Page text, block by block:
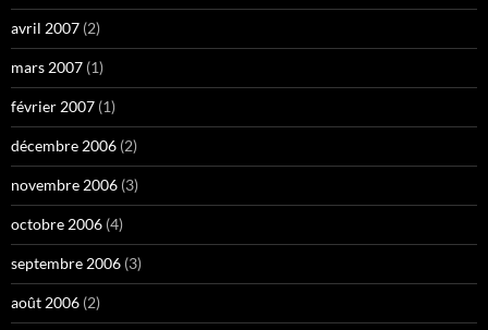
avril 2007 (2)
mars 2007 (1)
février 2007 (1)
décembre 2006 (2)
novembre 2006 (3)
octobre 2006 (4)
septembre 2006 (3)
août 2006 (2)